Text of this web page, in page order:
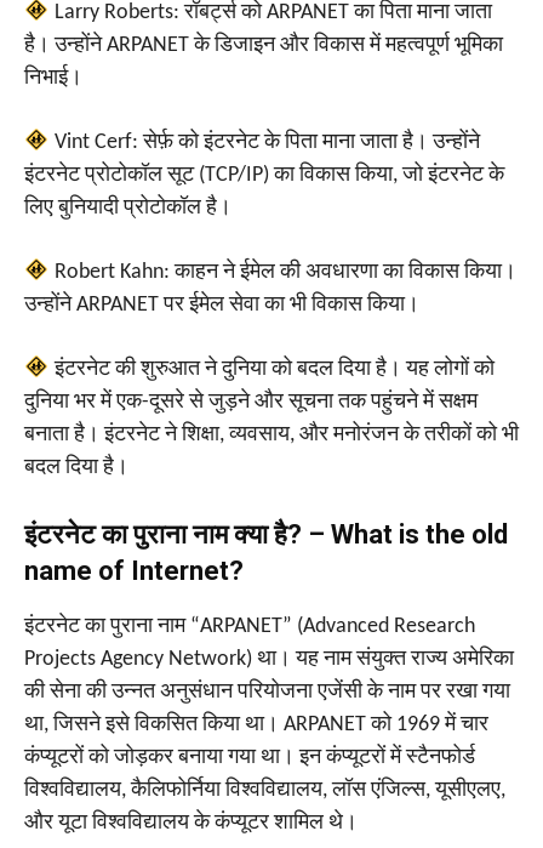
Larry Roberts: रॉबर्ट्स को ARPANET का पिता माना जाता
है। उन्होंने ARPANET के डिजाइन और विकास में महत्वपूर्ण भूमिका
निभाई।
Vint Cerf: सेर्फ़ को इंटरनेट के पिता माना जाता है। उन्होंने
इंटरनेट प्रोटोकॉल सूट (TCP/IP) का विकास किया, जो इंटरनेट के
लिए बुनियादी प्रोटोकॉल है।
Robert Kahn: काहन ने ईमेल की अवधारणा का विकास किया।
उन्होंने ARPANET पर ईमेल सेवा का भी विकास किया।
इंटरनेट की शुरुआत ने दुनिया को बदल दिया है। यह लोगों को
दुनिया भर में एक-दूसरे से जुड़ने और सूचना तक पहुंचने में सक्षम
बनाता है। इंटरनेट ने शिक्षा, व्यवसाय, और मनोरंजन के तरीकों को भी
बदल दिया है।
इंटरनेट का पुराना नाम क्या है? – What is the old
name of Internet?
इंटरनेट का पुराना नाम “ARPANET” (Advanced Research
Projects Agency Network) था। यह नाम संयुक्त राज्य अमेरिका
की सेना की उन्नत अनुसंधान परियोजना एजेंसी के नाम पर रखा गया
था, जिसने इसे विकसित किया था। ARPANET को 1969 में चार
कंप्यूटरों को जोड़कर बनाया गया था। इन कंप्यूटरों में स्टैनफोर्ड
विश्वविद्यालय, कैलिफोर्निया विश्वविद्यालय, लॉस एंजिल्स, यूसीएलए,
और यूटा विश्वविद्यालय के कंप्यूटर शामिल थे।